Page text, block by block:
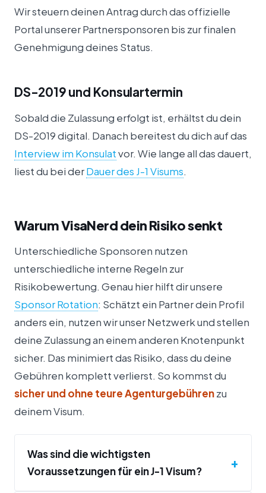
Wir steuern deinen Antrag durch das offizielle
Portal unserer Partnersponsoren bis zur finalen
Genehmigung deines Status.
DS-2019 und Konsulartermin
Sobald die Zulassung erfolgt ist, erhältst du dein
DS-2019 digital. Danach bereitest du dich auf das
Interview im Konsulatvor. Wie lange all das dauert,
liest du bei derDauer des J-1 Visums.
Warum VisaNerd dein Risiko senkt
Unterschiedliche Sponsoren nutzen
unterschiedliche interne Regeln zur
Risikobewertung. Genau hier hilft dir unsere
Sponsor Rotation: Schätzt ein Partner dein Profil
anders ein, nutzen wir unser Netzwerk und stellen
deine Zulassung an einem anderen Knotenpunkt
sicher. Das minimiert das Risiko, dass du deine
Gebühren komplett verlierst. So kommst du
sicher und ohne teure Agenturgebührenzu
deinem Visum.
Was sind die wichtigsten
Voraussetzungen für ein J-1 Visum?
+